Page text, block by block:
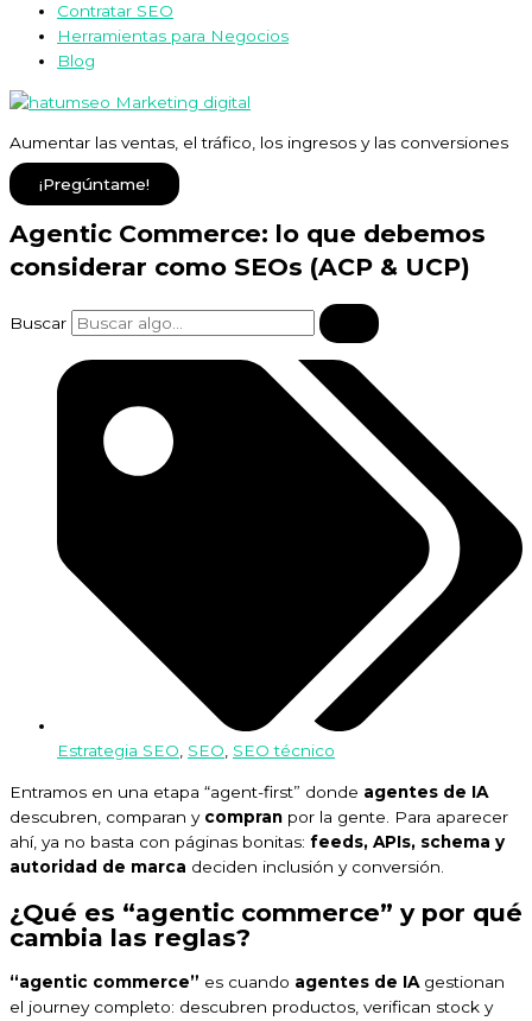
Contratar SEO
Herramientas para Negocios
Blog
Aumentar las ventas, el tráfico, los ingresos y las conversiones
¡Pregúntame!
Agentic Commerce: lo que debemos
considerar como SEOs (ACP & UCP)
Buscar
Estrategia SEO, SEO, SEO técnico
Entramos en una etapa “agent-first” donde agentes de IA
descubren, comparan y compran por la gente. Para aparecer
ahí, ya no basta con páginas bonitas: feeds, APIs, schema y
autoridad de marca deciden inclusión y conversión.
¿Qué es “agentic commerce” y por qué
cambia las reglas?
“agentic commerce” es cuando agentes de IA gestionan
el journey completo: descubren productos, verifican stock y